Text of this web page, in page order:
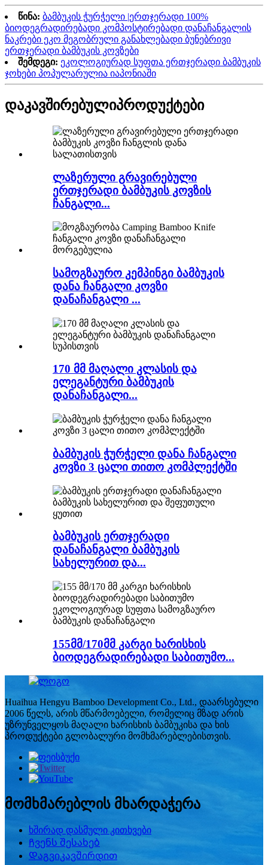
წინა: ბამბუკის ჭურჭელი |ერთჯერადი 100%
ბიოდეგრადირებადი კომპოსტირებადი დანაჩანგალის
ნაკრები ეკო მეგობრული განახლებადი ბუნებრივი
ერთჯერადი ბამბუკის კოვზები
შემდეგი: ეკოლოგიურად სუფთა ერთჯერადი ბამბუკის
ჯოხები პოპულარულია იაპონიაში
დაკავშირებულიპროდუქტები
ლაზერული გრავირებული
ერთჯერადი ბამბუკის კოვზის
ჩანგალი...
სამოგზაურო კემპინგი ბამბუკის
დანა ჩანგალი კოვზი
დანაჩანგალი ...
170 მმ მაღალი კლასის და
ელეგანტური ბამბუკის
დანაჩანგალი...
ბამბუკის ჭურჭელი დანა ჩანგალი
კოვზი 3 ცალი თითო კომპლექტში
ბამბუკის ერთჯერადი
დანაჩანგალი ბამბუკის
სახელურით და...
155მმ/170მმ კარგი ხარისხის
ბიოდეგრადირებადი საბითუმო...
Huaihua Hengyu Bamboo Development Co., Ltd., დაარსებული
2006 წელს, არის მწარმოებელი, რომელიც მზად არის
უზრუნველყოს მაღალი ხარისხის ბამბუკისა და ხის
პროდუქტები გლობალური მომხმარებლებისთვის.
მომხმარებლის მხარდაჭერა
ხშირად დასმული კითხვები
Ჩვენს შესახებ
Დაგვიკავშირდით